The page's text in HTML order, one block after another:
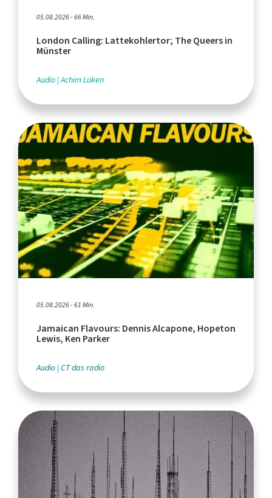
05.08.2026 - 66 Min.
London Calling: Lattekohlertor; The Queers in
Münster
Audio Achim Lüken
05.08.2026 - 61 Min.
Jamaican Flavours: Dennis Alcapone, Hopeton
Lewis, Ken Parker
Audio CT das radio